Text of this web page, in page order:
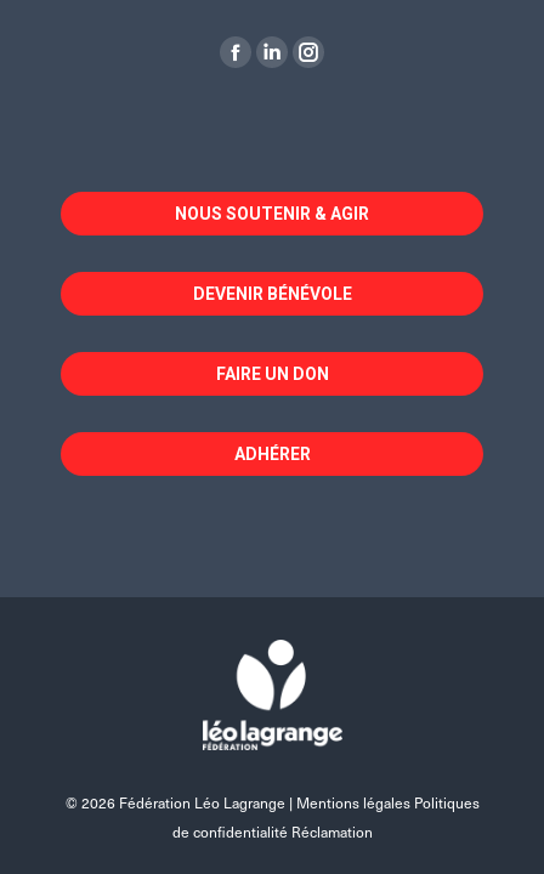
La
dans
une
fenêtre
La
dans
une
fenêtre
La
dans
une
fenêtre
NOUS SOUTENIR & AGIR
DEVENIR BÉNÉVOLE
FAIRE UN DON
ADHÉRER
© 2026 Fédération Léo Lagrange | Mentions légales Politiques
de confidentialité Réclamation